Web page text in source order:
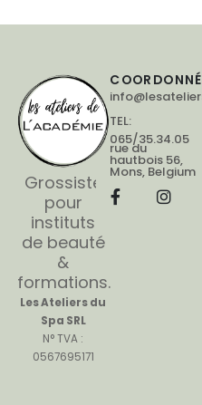
Grossiste
pour
instituts
de beauté
&
formations.
Les Ateliers du
Spa SRL
N° TVA :
0567695171
TEL:
065/35.34.05
rue du
hautbois 56,
Mons, Belgium